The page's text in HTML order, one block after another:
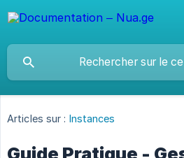
Articles sur : Instances